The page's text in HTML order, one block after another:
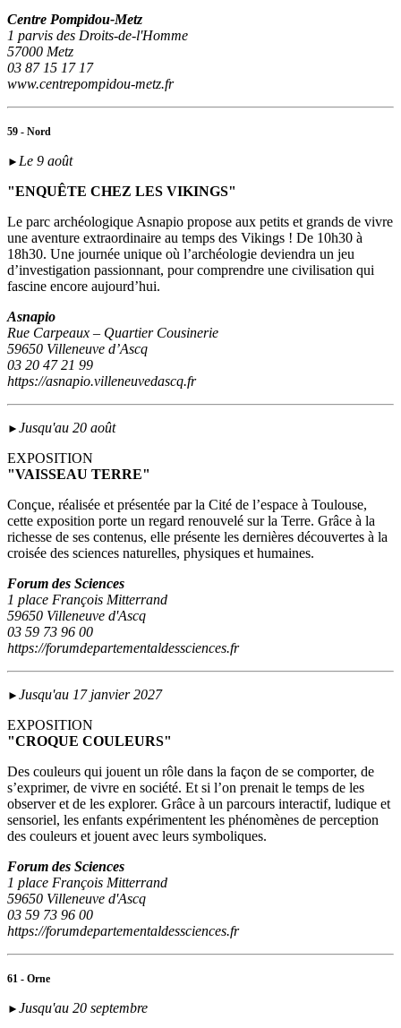
Centre Pompidou-Metz
1 parvis des Droits-de-l'Homme
57000 Metz
03 87 15 17 17
www.centrepompidou-metz.fr
59 - Nord
► Le 9 août
"ENQUÊTE CHEZ LES VIKINGS"
Le parc archéologique Asnapio propose aux petits et grands de vivre
une aventure extraordinaire au temps des Vikings ! De 10h30 à
18h30. Une journée unique où l’archéologie deviendra un jeu
d’investigation passionnant, pour comprendre une civilisation qui
fascine encore aujourd’hui.
Asnapio
Rue Carpeaux – Quartier Cousinerie
59650 Villeneuve d’Ascq
03 20 47 21 99
https://asnapio.villeneuvedascq.fr
► Jusqu'au 20 août
EXPOSITION
"VAISSEAU TERRE"
Conçue, réalisée et présentée par la Cité de l’espace à Toulouse,
cette exposition porte un regard renouvelé sur la Terre. Grâce à la
richesse de ses contenus, elle présente les dernières découvertes à la
croisée des sciences naturelles, physiques et humaines.
Forum des Sciences
1 place François Mitterrand
59650 Villeneuve d'Ascq
03 59 73 96 00
https://forumdepartementaldessciences.fr
► Jusqu'au 17 janvier 2027
EXPOSITION
"CROQUE COULEURS"
Des couleurs qui jouent un rôle dans la façon de se comporter, de
s’exprimer, de vivre en société. Et si l’on prenait le temps de les
observer et de les explorer. Grâce à un parcours interactif, ludique et
sensoriel, les enfants expérimentent les phénomènes de perception
des couleurs et jouent avec leurs symboliques.
Forum des Sciences
1 place François Mitterrand
59650 Villeneuve d'Ascq
03 59 73 96 00
https://forumdepartementaldessciences.fr
61 - Orne
► Jusqu'au 20 septembre